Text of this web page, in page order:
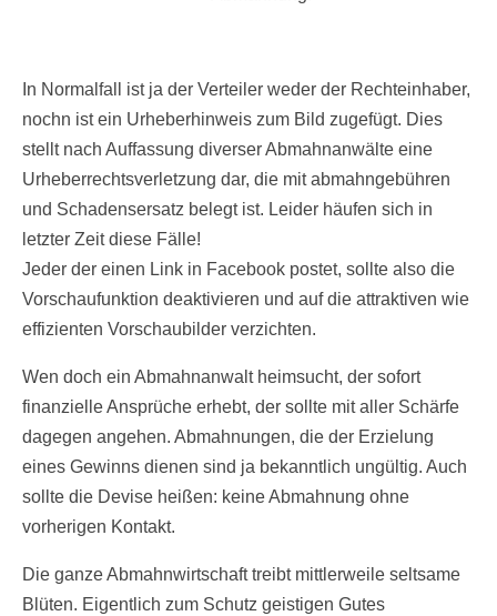
In Normalfall ist ja der Verteiler weder der Rechteinhaber,
nochn ist ein Urheberhinweis zum Bild zugefügt. Dies
stellt nach Auffassung diverser Abmahnanwälte eine
Urheberrechtsverletzung dar, die mit abmahngebühren
und Schadensersatz belegt ist. Leider häufen sich in
letzter Zeit diese Fälle!
Jeder der einen Link in Facebook postet, sollte also die
Vorschaufunktion deaktivieren und auf die attraktiven wie
effizienten Vorschaubilder verzichten.
Wen doch ein Abmahnanwalt heimsucht, der sofort
finanzielle Ansprüche erhebt, der sollte mit aller Schärfe
dagegen angehen. Abmahnungen, die der Erzielung
eines Gewinns dienen sind ja bekanntlich ungültig. Auch
sollte die Devise heißen: keine Abmahnung ohne
vorherigen Kontakt.
Die ganze Abmahnwirtschaft treibt mittlerweile seltsame
Blüten. Eigentlich zum Schutz geistigen Gutes